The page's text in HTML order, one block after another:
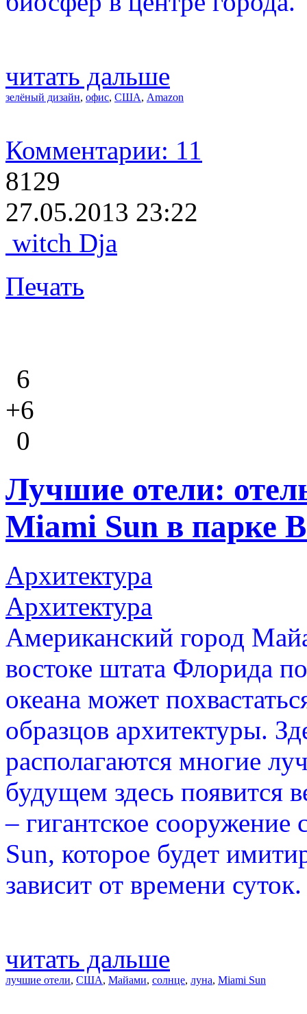
читать дальше
зелёный дизайн, офис, США, Amazon
Комментарии: 11
8129
27.05.2013 23:22
witch Dja
Печать
6
+6
0
Лучшие отели:
Miami Sun в парке
Архитектура
Архитектура
Американский город
востоке штата Флорида
океана может
образцов архитектуры.
располагаются многие
будущем здесь появится
– гигантское
Sun, которое будет
зависит от времени суток.
читать дальше
лучшие отели, США, Майами, солнце, луна, Miami Sun